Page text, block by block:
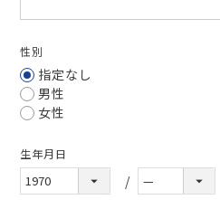
須)
性別
指定なし
男性
女性
生年月日